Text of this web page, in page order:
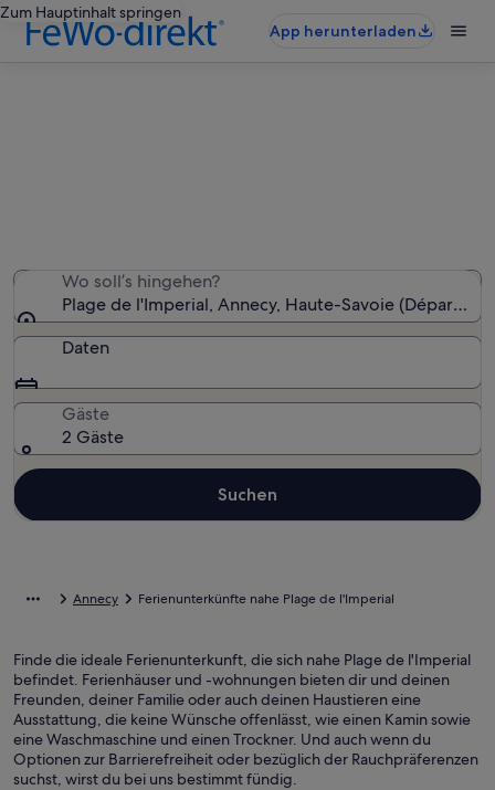
Zum Hauptinhalt springen
App herunterladen
Wo soll’s hingehen?
Plage de l'Imperial, Annecy, Haute-Savoie
Daten
Gäste
2 Gäste
Suchen
Annecy Ferienunterkünfte nahe Plage de l'Imperial
Finde die ideale Ferienunterkunft, die sich nahe Plage de l'Imperial
befindet. Ferienhäuser und -wohnungen bieten dir und deinen
Freunden, deiner Familie oder auch deinen Haustieren eine
Ausstattung, die keine Wünsche offenlässt, wie einen Kamin sowie
eine Waschmaschine und einen Trockner. Und auch wenn du
Optionen zur Barrierefreiheit oder bezüglich der Rauchpräferenzen
suchst, wirst du bei uns bestimmt fündig.